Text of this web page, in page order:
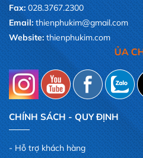
Fax:028.3767.2300
Email:thienphukim@gmail.com
Website:thienphukim.com
NIỀM VUI CỦA CHÚNG TÔI
CHÍNH SÁCH - QUY ĐỊNH
Hỗ trợ khách hàng